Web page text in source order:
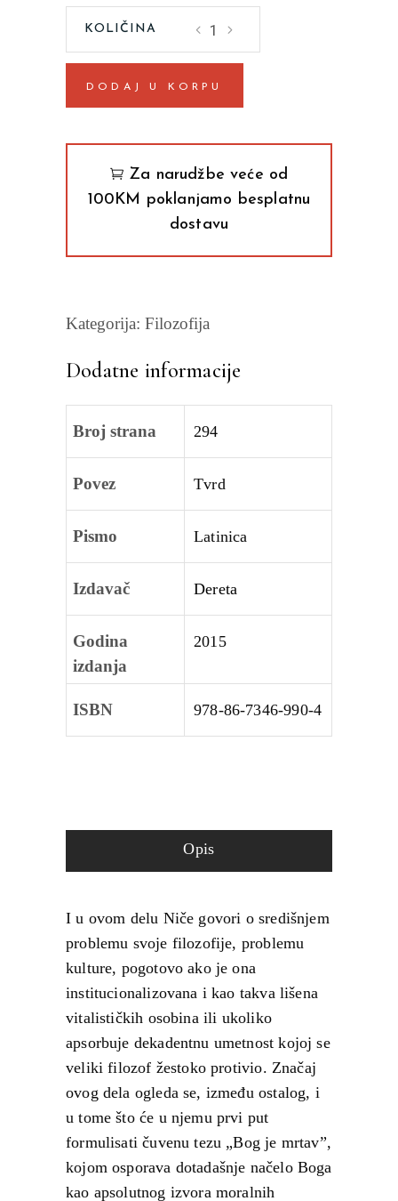
Fridrih
Niče
DODAJ U KORPU
Za narudžbe veće od
100KM poklanjamo besplatnu
dostavu
Kategorija: Filozofija
Dodatne informacije
Broj strana 294
Povez Tvrd
Pismo Latinica
Izdavač Dereta
Godina
izdanja
2015
ISBN 978‑86‑7346‑990‑4
Opis
I u ovom delu Niče govori o središnjem
problemu svoje filozofije, problemu
kulture, pogotovo ako je ona
institucionalizovana i kao takva lišena
vitalističkih osobina ili ukoliko
apsorbuje dekadentnu umetnost kojoj se
veliki filozof žestoko protivio. Značaj
ovog dela ogleda se, između ostalog, i
u tome što će u njemu prvi put
formulisati čuvenu tezu „Bog je mrtav”,
kojom osporava dotadašnje načelo Boga
kao apsolutnog izvora moralnih